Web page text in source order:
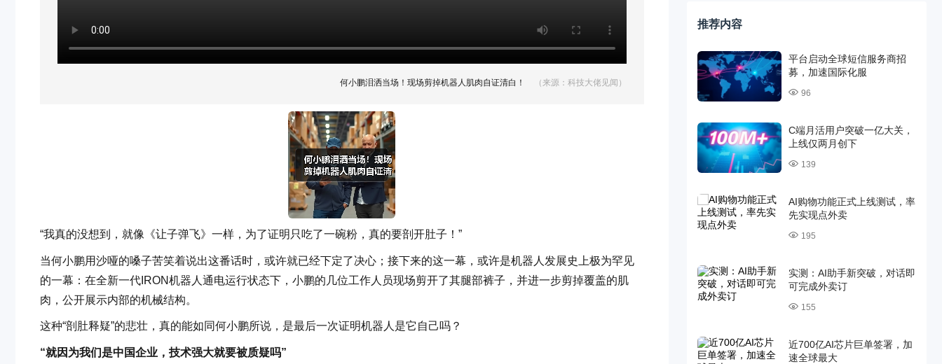
何小鹏泪洒当场！现场剪掉机器人肌肉自证清白！ （来源：科技大佬见闻）
“我真的没想到，就像《让子弹飞》一样，为了证明只吃了一碗粉，真的要剖开肚子！”
当何小鹏用沙哑的嗓子苦笑着说出这番话时，或许就已经下定了决心；接下来的这一幕，或许是机器人发展史上极为罕见
的一幕：在全新一代IRON机器人通电运行状态下，小鹏的几位工作人员现场剪开了其腿部裤子，并进一步剪掉覆盖的肌
肉，公开展示内部的机械结构。
这种“剖肚释疑”的悲壮，真的能如同何小鹏所说，是最后一次证明机器人是它自己吗？
“就因为我们是中国企业，技术强大就要被质疑吗”
推荐内容
平台启动全球短信服务商招
募，加速国际化服
96
C端月活用户突破一亿大关，
上线仅两月创下
139
AI购物功能正式上线测试，率
先实现点外卖
195
实测：AI助手新突破，对话即
可完成外卖订
155
近700亿AI芯片巨单签署，加
速全球最大